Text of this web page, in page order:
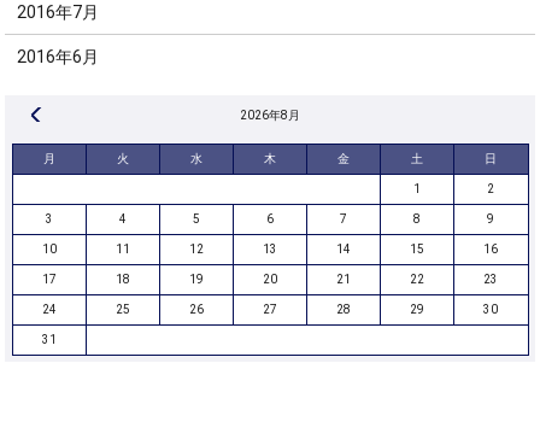
2016年7月
2016年6月
2026年8月
月 火 水 木 金 土 日
1 2
3 4 5 6 7 8 9
10 11 12 13 14 15 16
17 18 19 20 21 22 23
24 25 26 27 28 29 30
31